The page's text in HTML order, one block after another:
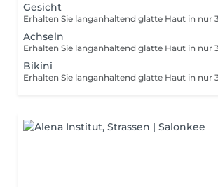
Gesicht
Achseln
Bikini